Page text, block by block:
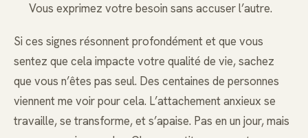
Vous exprimez votre besoin sans accuser l’autre.
Si ces signes résonnent profondément et que vous
sentez que cela impacte votre qualité de vie, sachez
que vous n’êtes pas seul. Des centaines de personnes
viennent me voir pour cela. L’attachement anxieux se
travaille, se transforme, et s’apaise. Pas en un jour, mais